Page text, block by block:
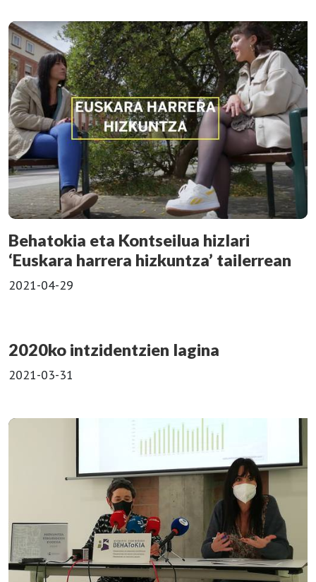
Behatokia eta Kontseilua hizlari
‘Euskara harrera hizkuntza’ tailerrean
2021-04-29
2020ko intzidentzien lagina
2021-03-31